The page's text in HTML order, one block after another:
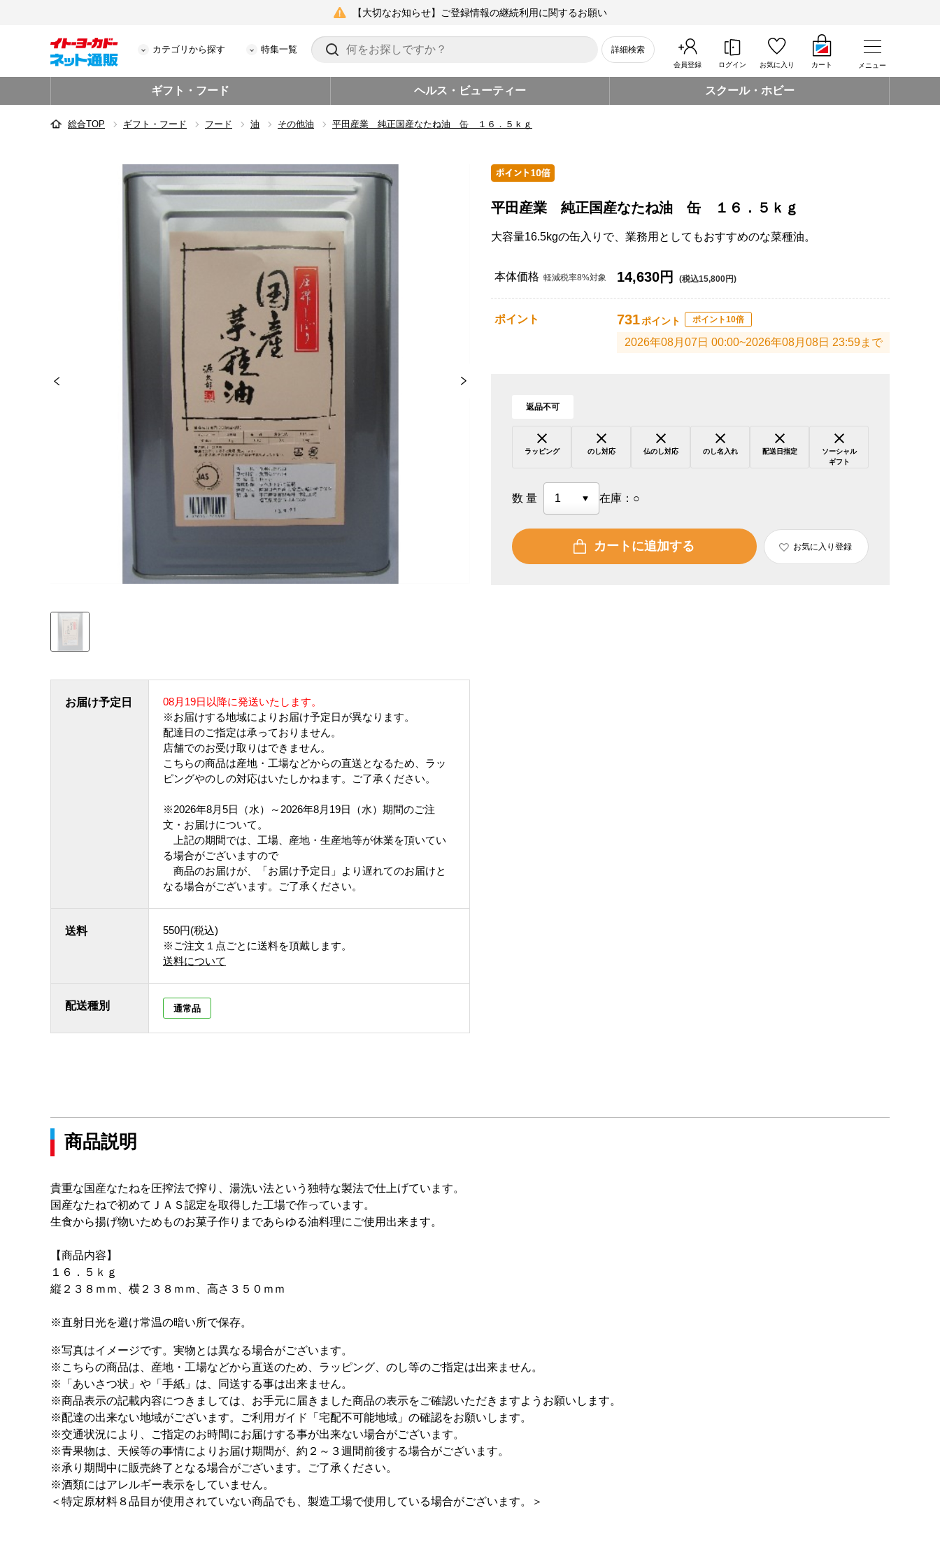
【大切なお知らせ】ご登録情報の継続利用に関するお願い
カテゴリから探す 特集一覧 詳細検索
会員登録 ログイン お気に入り カート メニュー
ギフト・フード ヘルス・ビューティー スクール・ホビー
総合TOP ギフト・フード フード 油 その他油 平田産業 純正国産なたね油 缶 １６．５ｋｇ
お届け予定日
08月19日以降に発送いたします。
※お届けする地域によりお届け予定日が異なります。
配達日のご指定は承っておりません。
店舗でのお受け取りはできません。
こちらの商品は産地・工場などからの直送となるため、ラッ
ピングやのしの対応はいたしかねます。ご了承ください。
※2026年8月5日（水）～2026年8月19日（水）期間のご注
文・お届けについて。
上記の期間では、工場、産地・生産地等が休業を頂いてい
る場合がございますので
商品のお届けが、「お届け予定日」より遅れてのお届けと
なる場合がございます。ご了承ください。
送料
550円(税込)
※ご注文１点ごとに送料を頂戴します。
送料について
配送種別 通常品
平田産業 純正国産なたね油 缶 １６．５ｋｇ
大容量16.5kgの缶入りで、業務用としてもおすすめのな菜種油。
本体価格 軽減税率8%対象 14,630円 (税込15,800円)
ポイント 731ポイント ポイント10倍
2026年08月07日 00:00~2026年08月08日 23:59まで
返品不可
ラッピング のし対応 仏のし対応 のし名入れ 配送日指定
ソーシャル
ギフト
数量 在庫： ○
カートに追加する お気に入り登録
商品説明
貴重な国産なたねを圧搾法で搾り、湯洗い法という独特な製法で仕上げています。
国産なたねで初めてＪＡＳ認定を取得した工場で作っています。
生食から揚げ物いためものお菓子作りまであらゆる油料理にご使用出来ます。
【商品内容】
１６．５ｋｇ
縦２３８ｍｍ、横２３８ｍｍ、高さ３５０ｍｍ
※直射日光を避け常温の暗い所で保存。
※写真はイメージです。実物とは異なる場合がございます。
※こちらの商品は、産地・工場などから直送のため、ラッピング、のし等のご指定は出来ません。
※「あいさつ状」や「手紙」は、同送する事は出来ません。
※商品表示の記載内容につきましては、お手元に届きました商品の表示をご確認いただきますようお願いします。
※配達の出来ない地域がございます。ご利用ガイド「宅配不可能地域」の確認をお願いします。
※交通状況により、ご指定のお時間にお届けする事が出来ない場合がございます。
※青果物は、天候等の事情によりお届け期間が、約２～３週間前後する場合がございます。
※承り期間中に販売終了となる場合がございます。ご了承ください。
※酒類にはアレルギー表示をしていません。
＜特定原材料８品目が使用されていない商品でも、製造工場で使用している場合がございます。＞